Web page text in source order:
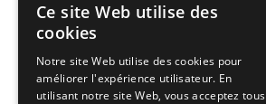
Ce site Web utilise des
cookies
Notre site Web utilise des cookies pour
améliorer l'expérience utilisateur. En
utilisant notre site Web, vous acceptez tous